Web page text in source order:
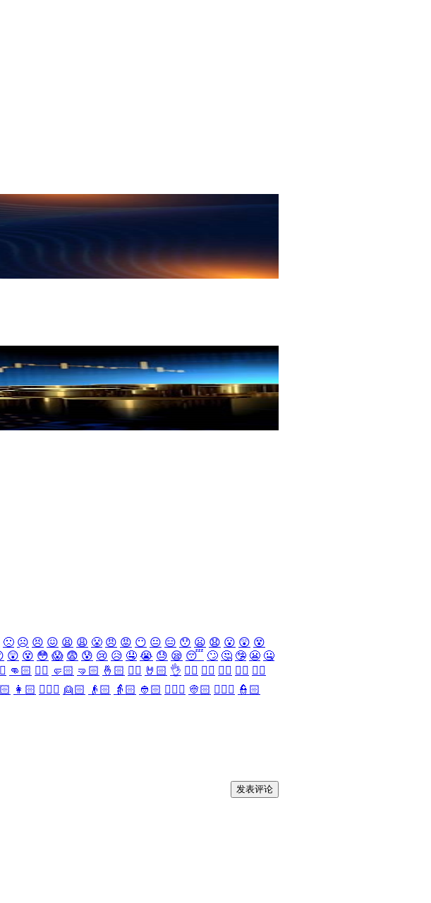
🙁 ☹️ 😣 😖 😫 😩 😤 😠 😡 😶 😐 😑 😯 😦 😧 😮 😲 😵
😲 😵 😳 😱 😨 😰 😢 😥 🤤 😭 😓 😪 😴 🙄 🤔 🤥 😬 🤐
👊🏻 ✊🏻 🤛🏻 🤜🏻 🤞🏻 ✌🏻 🤘🏻 👌 👈🏻 👉🏻 👆🏻 👇🏻 ☝🏻
👩🏻 👱🏻‍♀️ 👱🏻 👴🏻 👵🏻 👲🏻 👳🏻‍♀️ 👳🏻 👮🏻‍♀️ 👮🏻